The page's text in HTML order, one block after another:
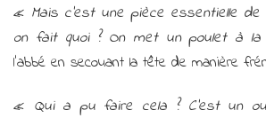
« Mais c’est une pièce essentielle
on fait quoi ? On met un poulet à
l’abbé en secouant la tête de manière
« Qui a pu faire cela ? C’est un